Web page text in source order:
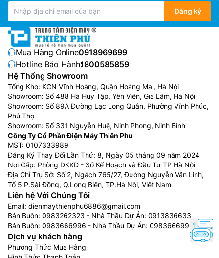
Samsung là thương hiệu tivi hàng đầu đến từ Hàn
Quốc với thiết kế hiện đại, đa dạng mẫu mã, công
nghệ phù hợp với thị hiếu của đa số người tiêu dùng
hiện nay. Các dòngtivi Samsung
hàng yêu thích: Samsung qled, samsung lifestyle… Đặc
biệt, từ năm 2025 Samsung đã tích hợp công nghệ trí
thông minh nhân tạo AI cho hầu hết các model tivi ,
giúp chọn lọc và giảm thiểu đáng kể tình trạng nhiễu
hạt, mang đến hình ảnh sắc nét hoàn hảo.
Bên cạnh đó, tivi Samsung với công nghệ độc quyền
Quantum Dot sẽ mang lại những khung hình có màu
sắc rực rỡ, nịnh mắt. Ngoài ra, các sản phẩm còn được
tích hợp tính năng điều khiển bằng giọng nói, tiện lợi
sử dụng dành cho cả trẻ em lẫn người lớn tuổi.
Đăng ký
Mua Hàng Online:0918969699
Hotline Bảo Hành:1800585859
Hệ Thống Showroom
Tổng Kho: KCN Vĩnh Hoàng, Quận Hoàng Mai, Hà Nội
Showroom: Số 488 Hà Huy Tập, Yên Viên, Gia Lâm, Hà Nội
Showroom: Số 89A Đường Lạc Long Quân, Phường Vĩnh Phúc,
Phú Thọ
Showroom: Số 331 Nguyễn Huệ, Ninh Phong, Ninh Bình
Công Ty Cổ Phần Điện Máy Thiên Phú
MST: 0107333989
Đăng Ký Thay Đổi Lần Thứ: 8, Ngày 05 tháng 09 năm 2024
Nơi Cấp: Phòng DKKD - Sở Kế Hoạch và Đầu Tư TP Hà Nội
Địa Chỉ Trụ Sở: Số 2, Ngách 765/27, Đường Nguyễn Văn Linh,
Tổ 5 P.Sài Đồng, Q.Long Biên, TP.Hà Nội, Việt Nam
Liên hệ Với Chúng Tôi
Email: dienmaythienphu6886@gmail.com
Bán Buôn: 0983262323 - Nhà Thầu Dự Án: 0913836633
Bán Buôn: 0983666996 - Nhà Thầu Dự Án: 0983666996
Dịch vụ khách hàng
Phương Thức Mua Hàng